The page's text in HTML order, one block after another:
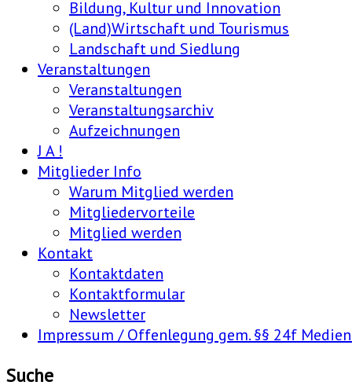
Bildung, Kultur und Innovation
(Land)Wirtschaft und Tourismus
Landschaft und Siedlung
Veranstaltungen
Veranstaltungen
Veranstaltungsarchiv
Aufzeichnungen
J A !
Mitglieder Info
Warum Mitglied werden
Mitgliedervorteile
Mitglied werden
Kontakt
Kontaktdaten
Kontaktformular
Newsletter
Impressum / Offenlegung gem. §§ 24f
Suche